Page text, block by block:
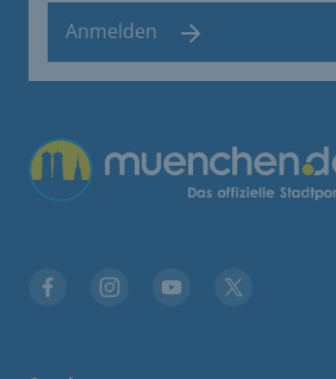
Anmelden
Übergreifende Links